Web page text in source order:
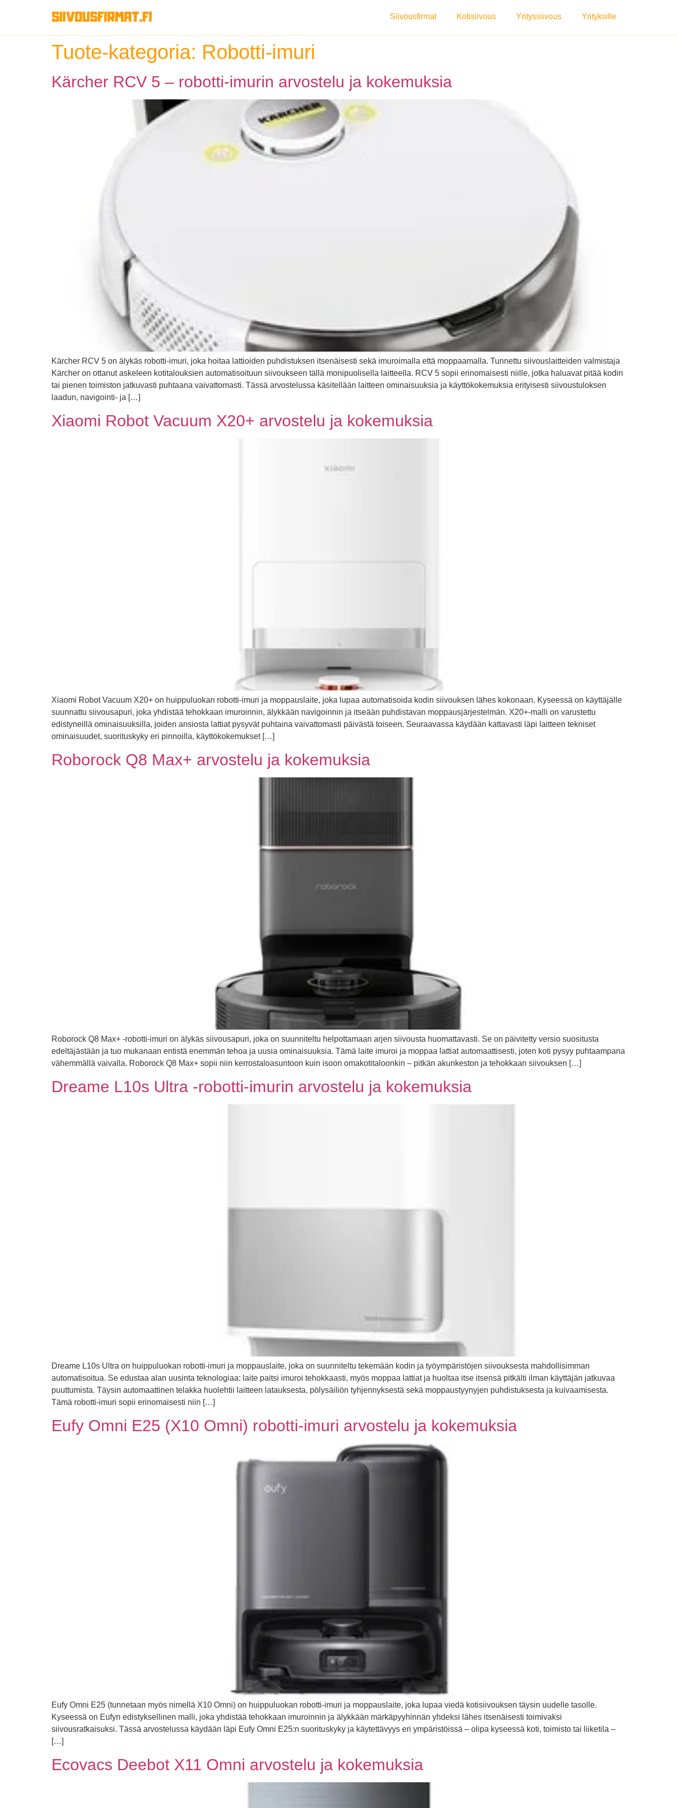
Siivousfirmat Kotisiivous Yrityssiivous Yrityksille
Tuote-kategoria: Robotti-imuri
Kärcher RCV 5 – robotti-imurin arvostelu ja kokemuksia
Kärcher RCV 5 on älykäs robotti-imuri, joka hoitaa lattioiden puhdistuksen itsenäisesti sekä imuroimalla että moppaamalla. Tunnettu siivouslaitteiden valmistaja
Kärcher on ottanut askeleen kotitalouksien automatisoituun siivoukseen tällä monipuolisella laitteella. RCV 5 sopii erinomaisesti niille, jotka haluavat pitää kodin
tai pienen toimiston jatkuvasti puhtaana vaivattomasti. Tässä arvostelussa käsitellään laitteen ominaisuuksia ja käyttökokemuksia erityisesti siivoustuloksen
laadun, navigointi- ja […]
Xiaomi Robot Vacuum X20+ arvostelu ja kokemuksia
Xiaomi Robot Vacuum X20+ on huippuluokan robotti-imuri ja moppauslaite, joka lupaa automatisoida kodin siivouksen lähes kokonaan. Kyseessä on käyttäjälle
suunnattu siivousapuri, joka yhdistää tehokkaan imuroinnin, älykkään navigoinnin ja itseään puhdistavan moppausjärjestelmän. X20+-malli on varustettu
edistyneillä ominaisuuksilla, joiden ansiosta lattiat pysyvät puhtaina vaivattomasti päivästä toiseen. Seuraavassa käydään kattavasti läpi laitteen tekniset
ominaisuudet, suorituskyky eri pinnoilla, käyttökokemukset […]
Roborock Q8 Max+ arvostelu ja kokemuksia
Roborock Q8 Max+ -robotti-imuri on älykäs siivousapuri, joka on suunniteltu helpottamaan arjen siivousta huomattavasti. Se on päivitetty versio suositusta
edeltäjästään ja tuo mukanaan entistä enemmän tehoa ja uusia ominaisuuksia. Tämä laite imuroi ja moppaa lattiat automaattisesti, joten koti pysyy puhtaampana
vähemmällä vaivalla. Roborock Q8 Max+ sopii niin kerrostaloasuntoon kuin isoon omakotitaloonkin – pitkän akunkeston ja tehokkaan siivouksen […]
Dreame L10s Ultra ‑robotti-imurin arvostelu ja kokemuksia
Dreame L10s Ultra on huippuluokan robotti-imuri ja moppauslaite, joka on suunniteltu tekemään kodin ja työympäristöjen siivouksesta mahdollisimman
automatisoitua. Se edustaa alan uusinta teknologiaa: laite paitsi imuroi tehokkaasti, myös moppaa lattiat ja huoltaa itse itsensä pitkälti ilman käyttäjän jatkuvaa
puuttumista. Täysin automaattinen telakka huolehtii laitteen latauksesta, pölysäiliön tyhjennyksestä sekä moppaustyynyjen puhdistuksesta ja kuivaamisesta.
Tämä robotti-imuri sopii erinomaisesti niin […]
Eufy Omni E25 (X10 Omni) robotti-imuri arvostelu ja kokemuksia
Eufy Omni E25 (tunnetaan myös nimellä X10 Omni) on huippuluokan robotti-imuri ja moppauslaite, joka lupaa viedä kotisiivouksen täysin uudelle tasolle.
Kyseessä on Eufyn edistyksellinen malli, joka yhdistää tehokkaan imuroinnin ja älykkään märkäpyyhinnän yhdeksi lähes itsenäisesti toimivaksi
siivousratkaisuksi. Tässä arvostelussa käydään läpi Eufy Omni E25:n suorituskyky ja käytettävyys eri ympäristöissä – olipa kyseessä koti, toimisto tai liiketila –
[…]
Ecovacs Deebot X11 Omni arvostelu ja kokemuksia